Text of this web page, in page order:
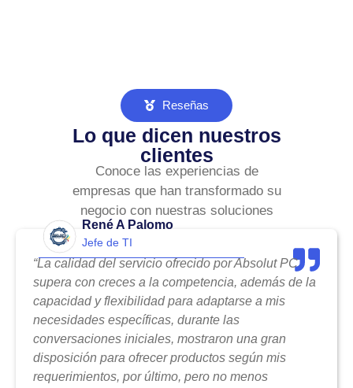
Reseñas
Lo que dicen nuestros
clientes
Conoce las experiencias de
empresas que han transformado su
negocio con nuestras soluciones
René A Palomo
Jefe de TI
“La calidad del servicio ofrecido por Absolut PC
supera con creces a la competencia, además de la
capacidad y flexibilidad para adaptarse a mis
necesidades específicas, durante las
conversaciones iniciales, mostraron una gran
disposición para ofrecer productos según mis
requerimientos, por último, pero no menos